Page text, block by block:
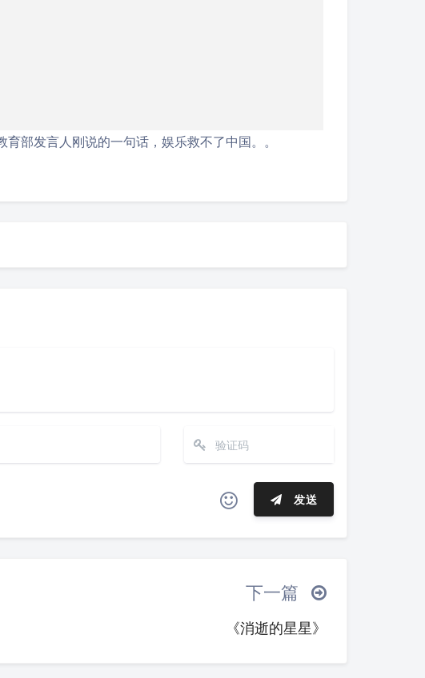
浅阴影 深阴影
日落 暗化 灰度
部发言人刚说的一句话，娱乐救不了中国。。
发送
(ฅ´ω`ฅ)
φ(￣∇￣o) ヾ(´･ ･｀｡)ノ"
下一篇
《消逝的星星》